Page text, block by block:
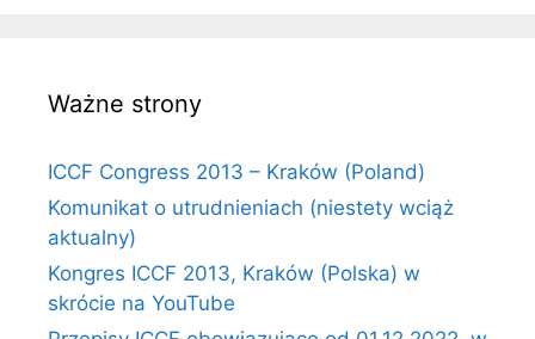
Ważne strony
ICCF Congress 2013 – Kraków (Poland)
Komunikat o utrudnieniach (niestety wciąż
aktualny)
Kongres ICCF 2013, Kraków (Polska) w
skrócie na YouTube